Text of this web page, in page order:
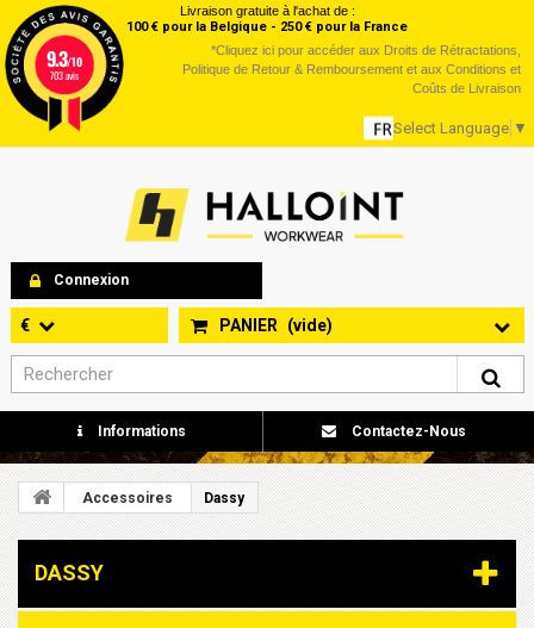
Livraison gratuite à l'achat de :
100 € pour la Belgique - 250 € pour la France
*Cliquez ici pour accéder aux Droits de Rétractations,
Politique de Retour & Remboursement et aux Conditions et
Coûts de Livraison
Select Language ▼
Connexion
PANIER (vide)
€
Informations Contactez-Nous
Accessoires Dassy
DASSY
9.3/10
703 avis